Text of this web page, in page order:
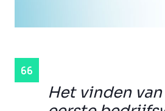
Het vinden